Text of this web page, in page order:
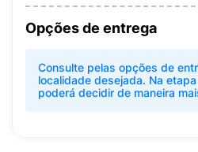
Opções de entrega
Consulte pelas opções de
localidade desejada. Na
poderá decidir de maneira